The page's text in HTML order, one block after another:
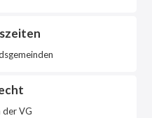
der VG